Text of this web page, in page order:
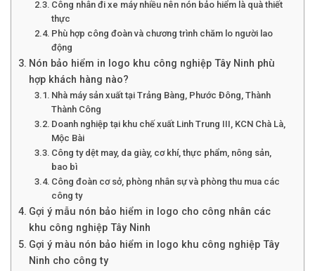
Công nhân đi xe máy nhiều nên nón bảo hiểm là quà thiết
thực
Phù hợp công đoàn và chương trình chăm lo người lao
động
Nón bảo hiểm in logo khu công nghiệp Tây Ninh phù
hợp khách hàng nào?
Nhà máy sản xuất tại Trảng Bàng, Phước Đông, Thành
Thành Công
Doanh nghiệp tại khu chế xuất Linh Trung III, KCN Chà Là,
Mộc Bài
Công ty dệt may, da giày, cơ khí, thực phẩm, nông sản,
bao bì
Công đoàn cơ sở, phòng nhân sự và phòng thu mua các
công ty
Gợi ý mẫu nón bảo hiểm in logo cho công nhân các
khu công nghiệp Tây Ninh
Gợi ý màu nón bảo hiểm in logo khu công nghiệp Tây
Ninh cho công ty